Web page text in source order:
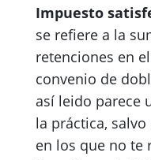
Impuesto
se refiere a la
retenciones en
convenio de
así leido parece
la práctica,
en los que no te